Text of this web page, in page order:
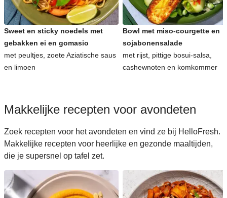
Sweet en sticky noedels met
gebakken ei en gomasio
met peultjes, zoete Aziatische saus
en limoen
Bowl met miso-courgette en
sojabonensalade
met rijst, pittige bosui-salsa,
cashewnoten en komkommer
Makkelijke recepten voor avondeten
Zoek recepten voor het avondeten en vind ze bij HelloFresh.
Makkelijke recepten voor heerlijke en gezonde maaltijden,
die je supersnel op tafel zet.